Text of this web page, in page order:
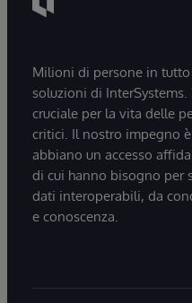
Milioni di persone in
soluzioni di
cruciale per la vita delle
critici. Il nostro impegno
abbiano un accesso
di cui hanno bisogno per
dati interoperabili, da
e conoscenza.